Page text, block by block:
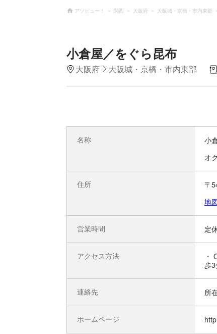
アソビュー！ 関西 大阪府 大阪城・京橋・市内東部
小倉屋／をぐら昆布
大阪府 大阪城・京橋・市内東部
名称
小
オ
住所
〒
地
営業時間 定
アクセス方法
・
歩
連絡先 所
ホームページ